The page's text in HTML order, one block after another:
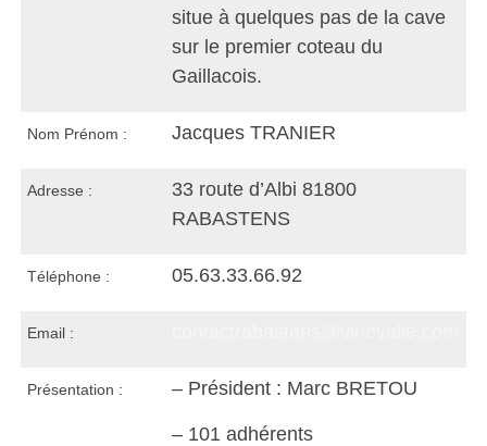
situe à quelques pas de la cave
sur le premier coteau du
Gaillacois.
Nom Prénom : Jacques TRANIER
Adresse :
33 route d’Albi 81800
RABASTENS
Téléphone : 05.63.33.66.92
Email :
Présentation :
– Président : Marc BRETOU
– 101 adhérents